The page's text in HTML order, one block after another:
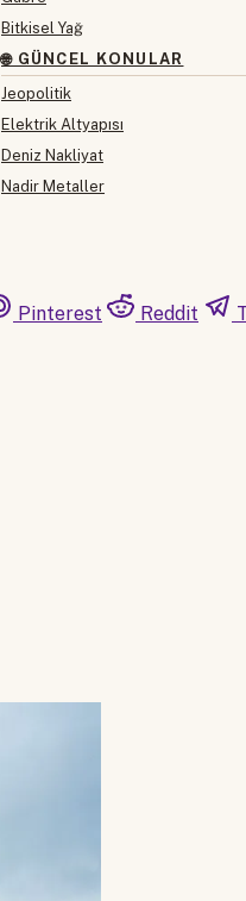
Bitkisel Yağ
🌐 GÜNCEL KONULAR
Jeopolitik
Elektrik Altyapısı
Deniz Nakliyat
Nadir Metaller
Pinterest Reddit